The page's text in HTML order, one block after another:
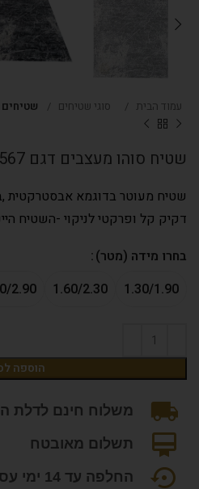
עמוד הבית סוגי שטיחים שטיחים
שטיח סוהו מעצבים דגם 567
שטיח מעוטר בדוגמא אבסטרקטית
דקיק קל ופרקטי לניקוי -השטיח
בחרו מידה (מטר)
1.30/1.90
1.60/2.30
2.90
הוספה
משלוח חינם לדלת הבית עד 5
תשלום מאובטח
החלפה עד 14 ימי עסקים